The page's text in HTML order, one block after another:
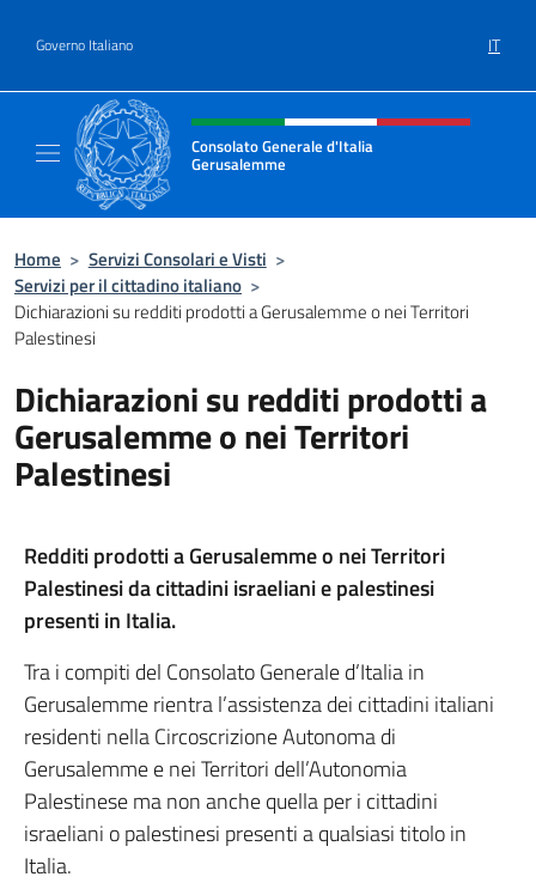
Governo Italiano IT
Intestazione sito, social e menù
Consolato Generale d'Italia
Gerusalemme
Home > Servizi Consolari e Visti >
Servizi per il cittadino italiano >
Dichiarazioni su redditi prodotti a Gerusalemme o nei Territori
Palestinesi
Dichiarazioni su redditi prodotti a
Gerusalemme o nei Territori
Palestinesi
Redditi prodotti a Gerusalemme o nei Territori
Palestinesi da cittadini israeliani e palestinesi
presenti in Italia.
Tra i compiti del Consolato Generale d’Italia in
Gerusalemme rientra l’assistenza dei cittadini italiani
residenti nella Circoscrizione Autonoma di
Gerusalemme e nei Territori dell’Autonomia
Palestinese ma non anche quella per i cittadini
israeliani o palestinesi presenti a qualsiasi titolo in
Italia.